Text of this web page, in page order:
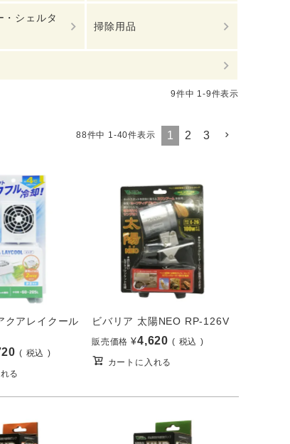
・シェルタ
掃除用品
9件中 1-9件表示
88件中 1 -40件表示 1 2 3
クアレイクール
税込
る
ビバリア 太陽NEO RP-126V
販売価格 ¥4,620 税込
カートに入れる